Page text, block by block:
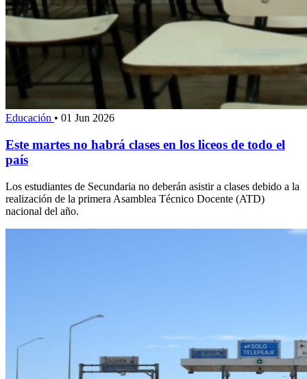
Educación • 01 Jun 2026
Este martes no habrá clases en los liceos de todo el
país
Los estudiantes de Secundaria no deberán asistir a clases debido a la
realización de la primera Asamblea Técnico Docente (ATD)
nacional del año.